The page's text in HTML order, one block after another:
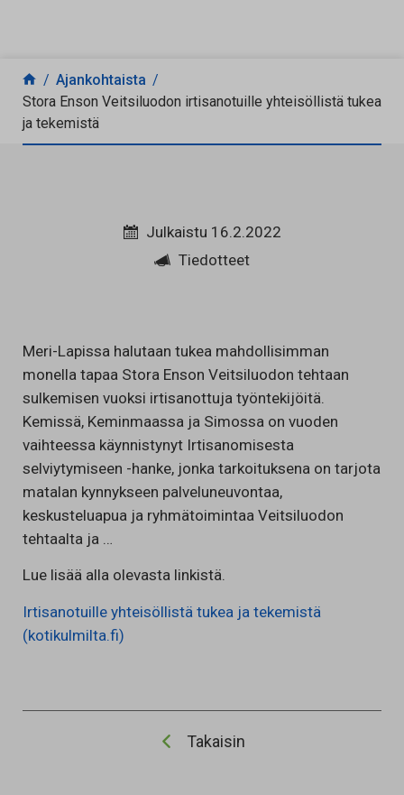
Siirry sisältöön
Ajankohtaista
Stora Enson Veitsiluodon irtisanotuille yhteisöllistä tukea
ja tekemistä
Julkaistu 16.2.2022
Tiedotteet
Meri-Lapissa halutaan tukea mahdollisimman
monella tapaa Stora Enson Veitsiluodon tehtaan
sulkemisen vuoksi irtisanottuja työntekijöitä.
Kemissä, Keminmaassa ja Simossa on vuoden
vaihteessa käynnistynyt Irtisanomisesta
selviytymiseen -hanke, jonka tarkoituksena on tarjota
matalan kynnykseen palveluneuvontaa,
keskusteluapua ja ryhmätoimintaa Veitsiluodon
tehtaalta ja …
Lue lisää alla olevasta linkistä.
Irtisanotuille yhteisöllistä tukea ja tekemistä
(kotikulmilta.fi)
Takaisin